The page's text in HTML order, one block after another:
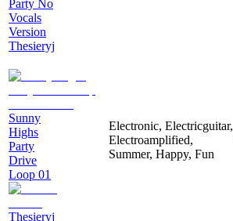
Party No
Vocals
Version
Thesieryj
Sunny
Highs
Party
Drive
Loop 01
Thesieryj
Electronic, Electricguitar,
Electroamplified,
Summer, Happy, Fun